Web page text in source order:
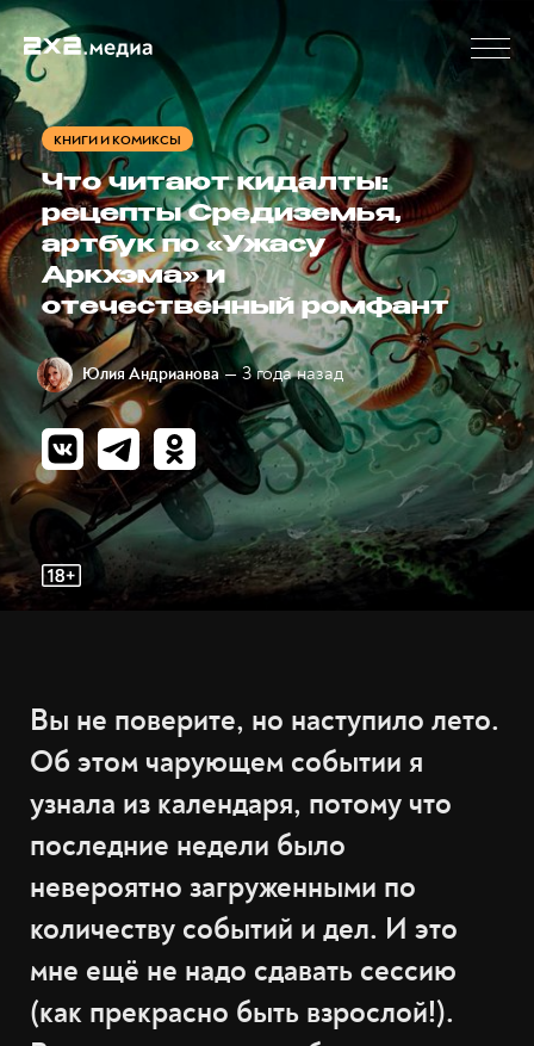
КНИГИ И КОМИКСЫ
Что читают кидалты:
рецепты Средиземья,
артбук по «Ужасу
Аркхэма» и
отечественный ромфант
Юлия Андрианова — 3 года назад
Вы не поверите, но наступило лето.
Об этом чарующем событии я
узнала из календаря, потому что
последние недели было
невероятно загруженными по
количеству событий и дел. И это
мне ещё не надо сдавать сессию
(как прекрасно быть взрослой!).